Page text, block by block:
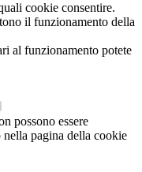
cookie consentire.
il funzionamento della
al funzionamento potete
possono essere
pagina della cookie